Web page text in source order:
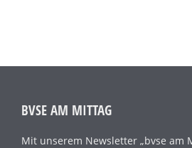
BVSE AM MITTAG
Mit unserem Newsletter „bvse am